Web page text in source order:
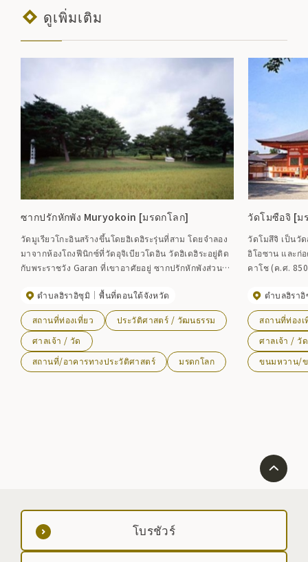
ดูเพิ่มเติม
ซากปรักหักพัง Muryokoin [มรดกโลก]
วัดมูเรียวโกะอินสร้างขึ้นโดยฮิเดฮิระรุ่นที่สาม โดยจำลอง
มาจากห้องโถงฟีนิกซ์ที่วัดอุจิเบียวโดอิน วัดฮิเดฮิระอยู่ติด
กับพระราชวัง Garan ที่เขาอาศัยอยู่ ซากปรักหักพังส่วน
กาจิมะ และฐานรากของวัดยังคงอยู่ จากผลการสำรวจการ
ขุดค้นเมื่อ พ.ศ. 2498 พบว่าเป็นวัดที่มีความงดงามมาก
โดยแกนของวัดทอดยาวจากทิศตะวันออกไปทิศตะวันตก
ผ่านประตูทิศตะวันออก สะพาน เกาะกลาง และโถงสะพาน
เกินกว่าที่ใครๆ ก็สามารถมองเห็นได้ ภูเขา Kinkeizan เป็น
ที่รู้กันว่า
ตำบลฮิราอิซุมิ พื้นที่ตอนใต้จังหวัด
สถานที่ท่องเที่ยว
ประวัติศาสตร์ / วัฒนธรรม
ศาลเจ้า / วัด
สถานที่/อาคารทางประวัติศาสตร์
มรดกโลก
วัดโมซือจิ [ม
วัดโมสึจิ เป็นวั
อิโอซาน และก่
คาโช (ค.ศ. 850) ในช่วงปลายยุคเฮอัน ขุนนาง
ระ ได้สร้างกลุ่
จิและวัดคาโช
40 แห่ง และที่พั
ในฐานะสถานที่
อาคารของวัดจ
ภัยพิบัติหลายค
ตำบลฮิรา
สถานที่ท่องเ
ศาลเจ้า / วัด
ขนมหวาน/
โบรชัวร์